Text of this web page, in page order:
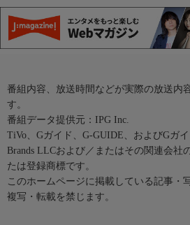
番組内容、放送時間などが実際の放送内
す。
番組データ提供元：IPG Inc.
TiVo、Gガイド、G-GUIDE、およびGガ
Brands LLCおよび／またはその関連会社
たは登録商標です。
このホームページに掲載している記事・
複写・転載を禁じます。